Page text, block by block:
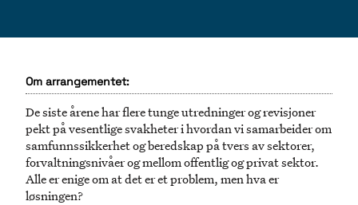
Om arrangementet:
De siste årene har flere tunge utredninger og revisjoner
pekt på vesentlige svakheter i hvordan vi samarbeider om
samfunnssikkerhet og beredskap på tvers av sektorer,
forvaltningsnivåer og mellom offentlig og privat sektor.
Alle er enige om at det er et problem, men hva er
løsningen?